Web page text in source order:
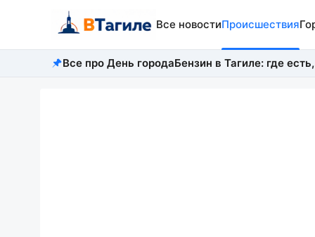
Все новостиПроисшествия
Все про День городаБензин в Тагиле: где